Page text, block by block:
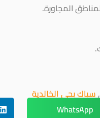
المجاورة.
,سباك بحي الخالدية
WhatsApp